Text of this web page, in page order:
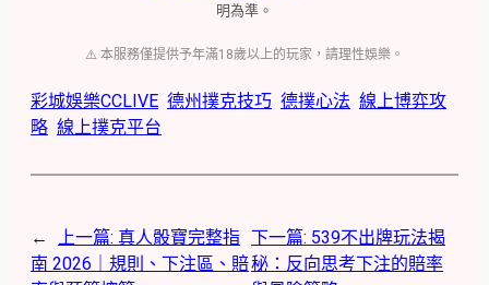
明為準。
⚠️ 本服務僅提供予年滿18歲以上的玩家，請理性娛樂。
彩城娛樂CCLIVE 德州撲克技巧 德撲心法 線上博弈攻
略 線上撲克平台
← 上一篇: 真人骰寶完整指
南 2026｜規則、下注區、賠
下一篇: 539不出牌玩法揭
秘：反向思考下注的賠率